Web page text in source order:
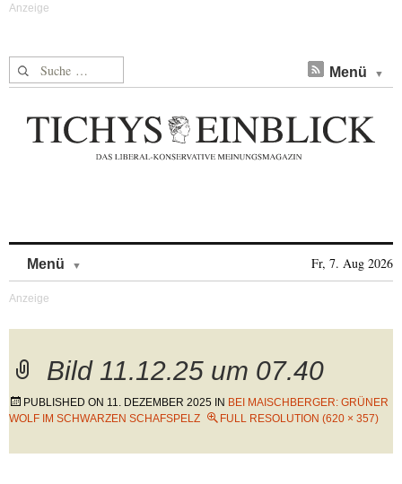
Suche nach: Menü
Menü Fr, 7. Aug 2026
Bild 11.12.25 um 07.40
PUBLISHED ON 11. DEZEMBER 2025 IN BEI MAISCHBERGER: GRÜNER
WOLF IM SCHWARZEN SCHAFSPELZ
FULL RESOLUTION (620 × 357)